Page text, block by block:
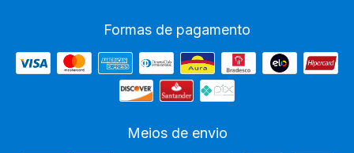
Formas de pagamento
Meios de envio